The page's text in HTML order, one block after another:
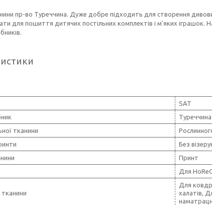
пр-во Туреччина. Дуже добре підходить для створення
для пошиття дитячих постільних комплектів і м'яких іграшок.
SAT
Туреччина
тканини
Без
Принт
Для
Для
халатів,